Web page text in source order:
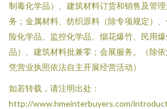
制毒化学品）、建筑材料订货和销售及管
务；金属材料、纺织原料（除专项规定）
险化学品、监控化学品、烟花爆竹、民用
品）、建筑材料批兼零；会展服务。（除依
凭营业执照依法自主开展经营活动）
如若转载，请注明出处：
http://www.hmeinterbuyers.com/